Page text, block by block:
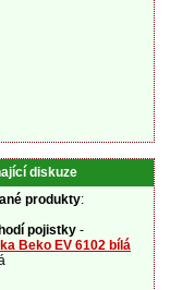
diskuze
produkty:
pojistky -
Beko EV 6102 bílá